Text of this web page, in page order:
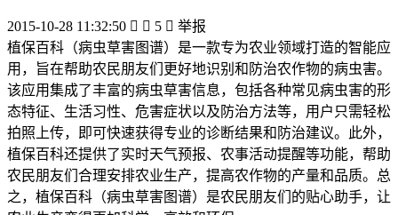
2015-10-28 11:32:50   5  举报
植保百科（病虫草害图谱）是一款专为农业领域打造的智能应
用，旨在帮助农民朋友们更好地识别和防治农作物的病虫害。
该应用集成了丰富的病虫草害信息，包括各种常见病虫害的形
态特征、生活习性、危害症状以及防治方法等，用户只需轻松
拍照上传，即可快速获得专业的诊断结果和防治建议。此外，
植保百科还提供了实时天气预报、农事活动提醒等功能，帮助
农民朋友们合理安排农业生产，提高农作物的产量和品质。总
之，植保百科（病虫草害图谱）是农民朋友们的贴心助手，让